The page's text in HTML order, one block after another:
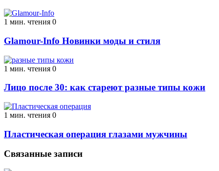
1 мин. чтения 0
Glamour-Info Новинки моды и стиля
1 мин. чтения 0
Лицо после 30: как стареют разные типы кожи
1 мин. чтения 0
Пластическая операция глазами мужчины
Связанные записи